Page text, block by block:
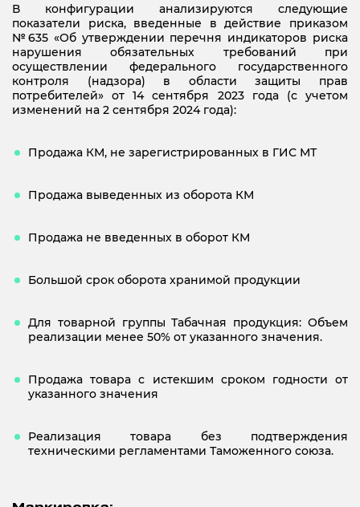
В конфигурации анализируются следующие
показатели риска, введенные в действие приказом
№635 «Об утверждении перечня индикаторов риска
нарушения обязательных требований при
осуществлении федерального государственного
контроля (надзора) в области защиты прав
потребителей» от 14 сентября 2023 года (с учетом
изменений на 2 сентября 2024 года):
Продажа КМ, не зарегистрированных в ГИС МТ
Продажа выведенных из оборота КМ
Продажа не введенных в оборот КМ
Большой срок оборота хранимой продукции
Для товарной группы Табачная продукция: Объем
реализации менее 50% от указанного значения.
Продажа товара с истекшим сроком годности от
указанного значения
Реализация товара без подтверждения
техническими регламентами Таможенного союза.